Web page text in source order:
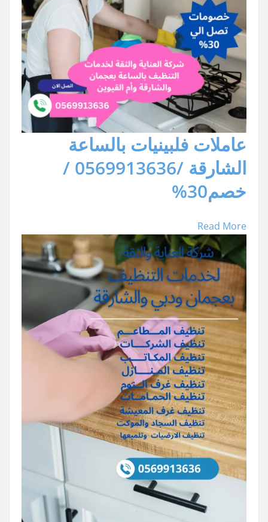
عاملات فلبينيات بالساعة
الشارقة /0569913636 /
خصم30%
Read More